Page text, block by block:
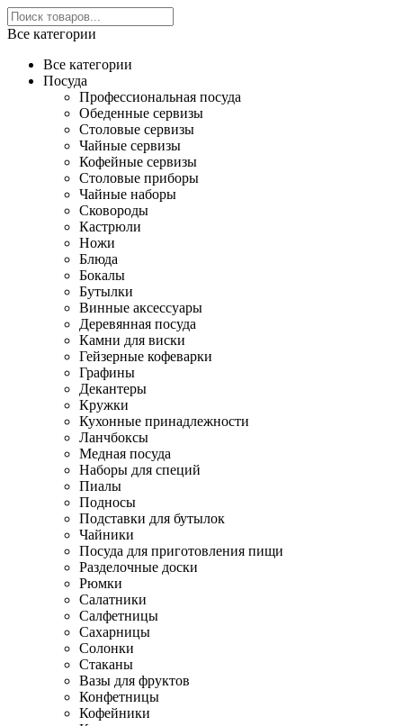
Все категории
Все категории
Посуда
Профессиональная посуда
Обеденные сервизы
Столовые сервизы
Чайные сервизы
Кофейные сервизы
Столовые приборы
Чайные наборы
Сковороды
Кастрюли
Ножи
Блюда
Бокалы
Бутылки
Винные аксессуары
Деревянная посуда
Камни для виски
Гейзерные кофеварки
Графины
Декантеры
Кружки
Кухонные принадлежности
Ланчбоксы
Медная посуда
Наборы для специй
Пиалы
Подносы
Подставки для бутылок
Чайники
Посуда для приготовления пищи
Разделочные доски
Рюмки
Салатники
Салфетницы
Сахарницы
Солонки
Стаканы
Вазы для фруктов
Конфетницы
Кофейники